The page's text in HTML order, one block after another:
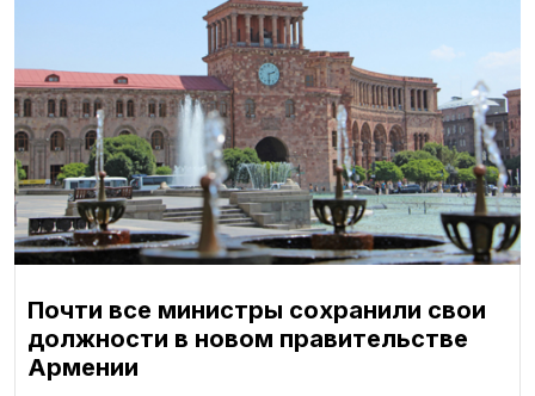
Почти все министры сохранили свои
должности в новом правительстве
Армении